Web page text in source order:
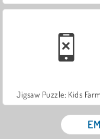
Jigsaw Puzzle: Kids